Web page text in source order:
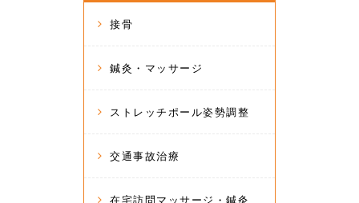
接骨
鍼灸・マッサージ
ストレッチポール姿勢調整
交通事故治療
在宅訪問マッサージ・鍼灸